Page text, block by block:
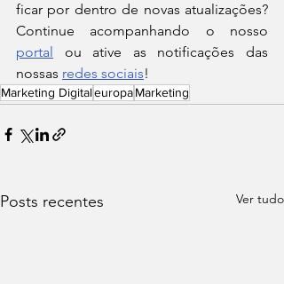
ficar por dentro de novas atualizações?
portal
ou ative as notificações das
nossas redes sociais!
Marketing DigitaleuropaMarketing
Posts recentes Ver tudo